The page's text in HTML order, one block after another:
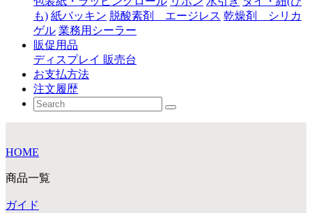
も) 紙パッキン 脱酸素剤 エージレス 乾燥剤 シリカ
ゲル 業務用シーラー
販促用品
ディスプレイ 販売台
お支払方法
注文履歴
HOME
商品一覧
ガイド